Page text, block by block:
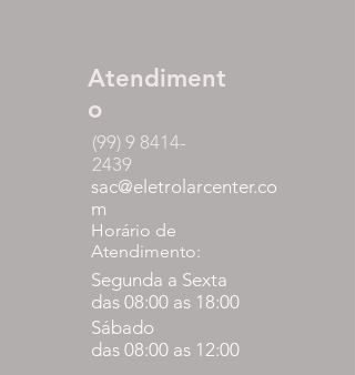
Atendiment
o
(99) 9 8414-
2439
sac@eletrolarcenter.co
m
Horário de
Atendimento:
Segunda a Sexta
das 08:00 as 18:00
Sábado
das 08:00 as 12:00